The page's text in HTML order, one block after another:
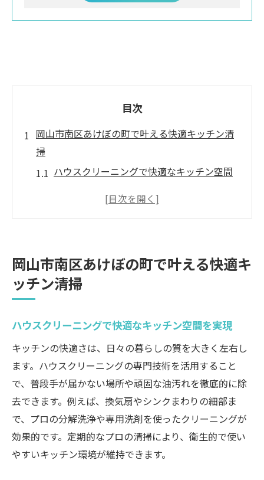
目次
岡山市南区あけぼの町で叶える快適キッチン清
掃
ハウスクリーニングで快適なキッチン空間
岡山市の清掃業者で家事負担を大幅軽減
ハウスクリーニング料金表を比較し賢く選
ぶ方法
快適な暮らしを支えるキッチン清掃の極意
プロが教えるハウスクリーニングの極意とは
プロ目線のハウスクリーニングで衛生力ア
ップ
岡山のお掃除専門業者が伝授する掃除のコ
ツ
業務用エアコンクリーニングの違いと選び
方
岡山市南区あけぼの町で叶える快適キ
ッチン清掃
ハウスクリーニングで快適なキッチン空間を実現
キッチンの快適さは、日々の暮らしの質を大きく左右し
ます。ハウスクリーニングの専門技術を活用すること
で、普段手が届かない場所や頑固な油汚れを徹底的に除
去できます。例えば、換気扇やシンクまわりの細部ま
で、プロの分解洗浄や専用洗剤を使ったクリーニングが
効果的です。定期的なプロの清掃により、衛生的で使い
やすいキッチン環境が維持できます。